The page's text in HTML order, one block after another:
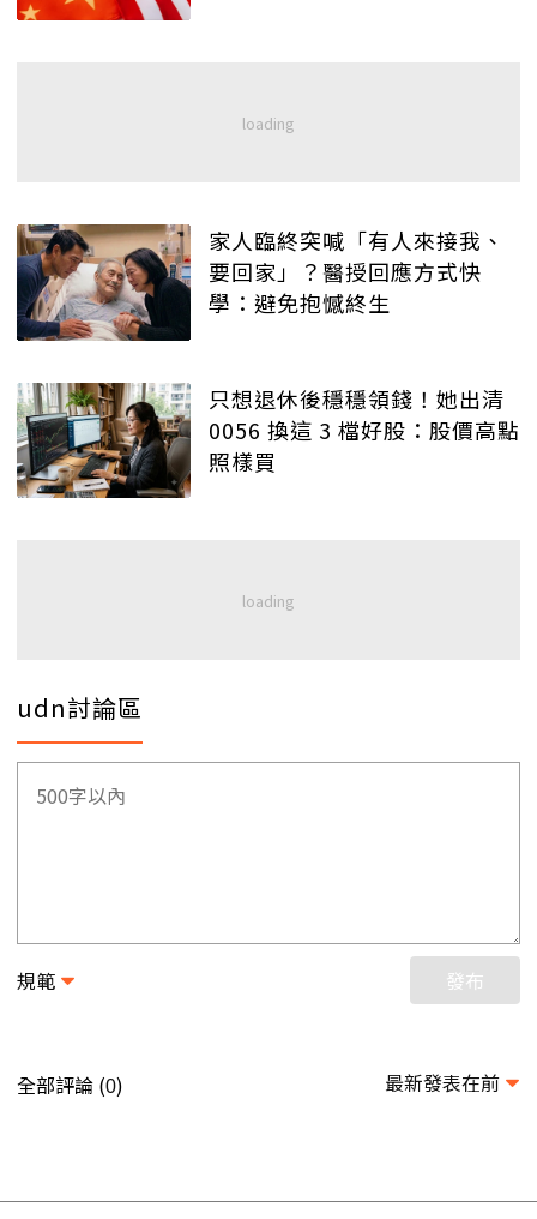
家人臨終突喊「有人來接我、
要回家」？醫授回應方式快
學：避免抱憾終生
只想退休後穩穩領錢！她出清
0056 換這 3 檔好股：股價高點
照樣買
udn討論區
規範 發布
全部評論 (0) 最新發表在前